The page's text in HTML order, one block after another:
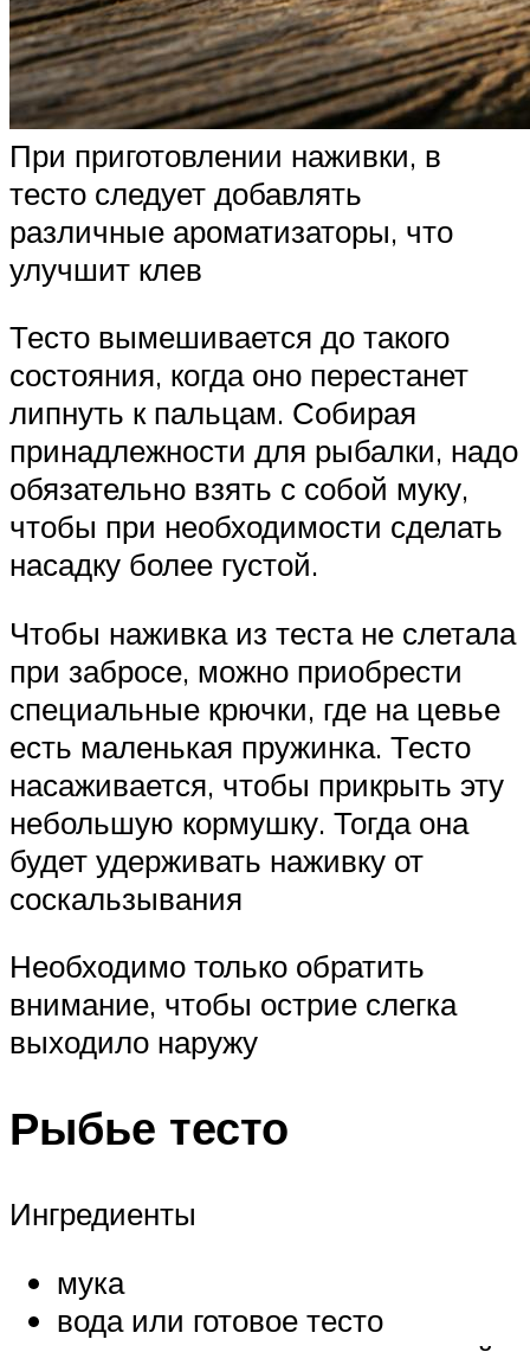
При приготовлении наживки, в
тесто следует добавлять
различные ароматизаторы, что
улучшит клев
Тесто вымешивается до такого
состояния, когда оно перестанет
липнуть к пальцам. Собирая
принадлежности для рыбалки, надо
обязательно взять с собой муку,
чтобы при необходимости сделать
насадку более густой.
Чтобы наживка из теста не слетала
при забросе, можно приобрести
специальные крючки, где на цевье
есть маленькая пружинка. Тесто
насаживается, чтобы прикрыть эту
небольшую кормушку. Тогда она
будет удерживать наживку от
соскальзывания
Необходимо только обратить
внимание, чтобы острие слегка
выходило наружу
Рыбье тесто
Ингредиенты
мука
вода или готовое тесто